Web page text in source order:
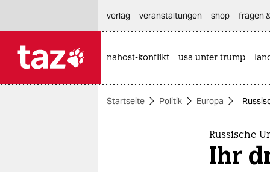
themen
verlag
veranstaltungen shop fragen
nahost-konflikt usa unter trump
Startseite Politik Europa
Russische
Ihr